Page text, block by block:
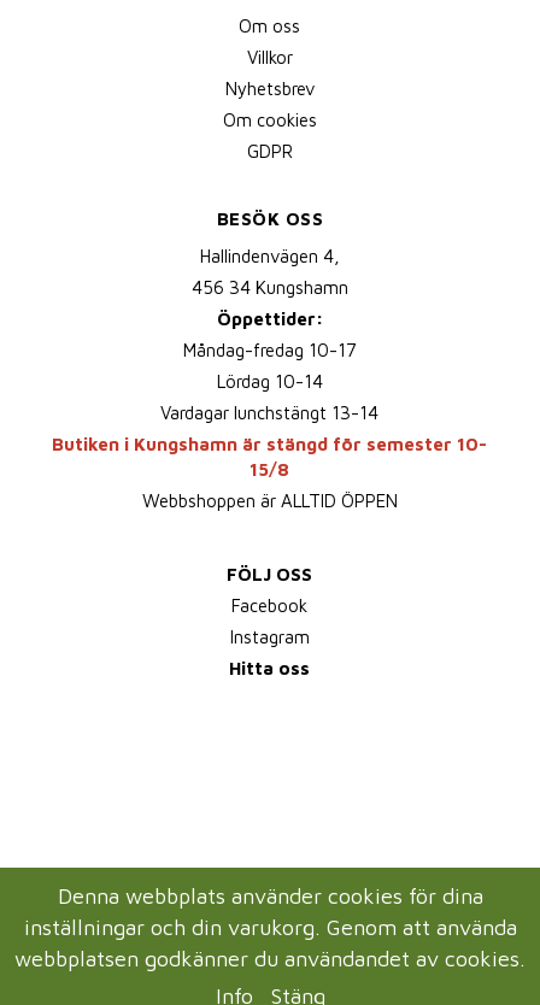
Om oss
Villkor
Nyhetsbrev
Om cookies
GDPR
BESÖK OSS
Hallindenvägen 4,
456 34 Kungshamn
Öppettider:
Måndag-fredag 10-17
Lördag 10-14
Vardagar lunchstängt 13-14
Butiken i Kungshamn är stängd för semester 10-
15/8
Webbshoppen är ALLTID ÖPPEN
FÖLJ OSS
Facebook
Instagram
Hitta oss
Denna webbplats använder cookies för dina
inställningar och din varukorg. Genom att använda
webbplatsen godkänner du användandet av cookies.
Info
Stäng